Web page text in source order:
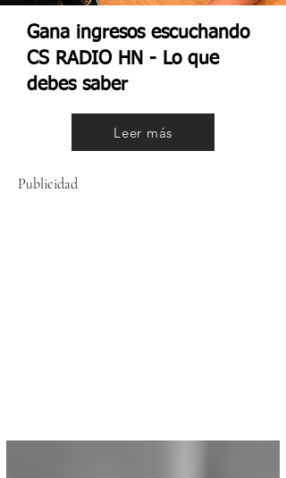
Gana ingresos escuchando
CS RADIO HN - Lo que
debes saber
Leer más
Publicidad